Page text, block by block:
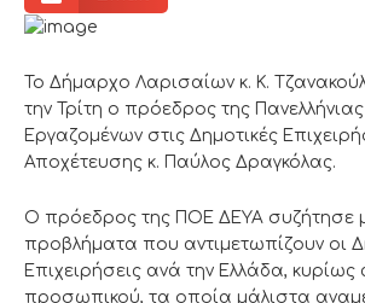
Το Δήμαρχο Λαρισαίων κ. Κ.
την Τρίτη ο πρόεδρος της
Εργαζομένων στις Δημοτικές
Αποχέτευσης κ. Παύλος Δραγκόλας.
Ο πρόεδρος της ΠΟΕ ΔΕΥΑ συζήτησε
προβλήματα που αντιμετωπίζουν οι
Επιχειρήσεις ανά την Ελλάδα, κυρίως
προσωπικού, τα οποία μάλιστα